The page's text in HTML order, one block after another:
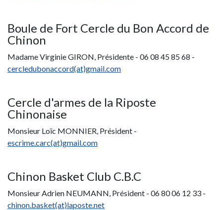
Boule de Fort Cercle du Bon Accord de
Chinon
Madame Virginie GIRON, Présidente - 06 08 45 85 68 -
cercledubonaccord(at)gmail.com
Cercle d'armes de la Riposte
Chinonaise
Monsieur Loïc MONNIER, Président -
escrime.carc(at)gmail.com
Chinon Basket Club C.B.C
Monsieur Adrien NEUMANN, Président - 06 80 06 12 33 -
chinon.basket(at)laposte.net